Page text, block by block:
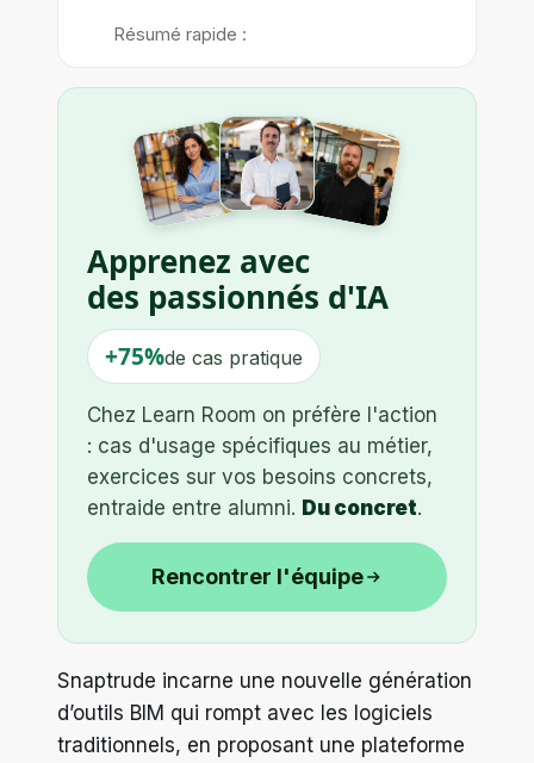
Résumé rapide :
Apprenez avec
des passionnés d'IA
+75%de cas pratique
Chez Learn Room on préfère l'action
: cas d'usage spécifiques au métier,
exercices sur vos besoins concrets,
entraide entre alumni. Du concret.
Rencontrer l'équipe
Snaptrude incarne une nouvelle génération
d’outils BIM qui rompt avec les logiciels
traditionnels, en proposant une plateforme